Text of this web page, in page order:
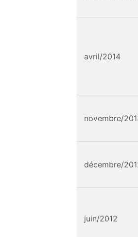
avril/2014
novembre/
décembre/
juin/2012